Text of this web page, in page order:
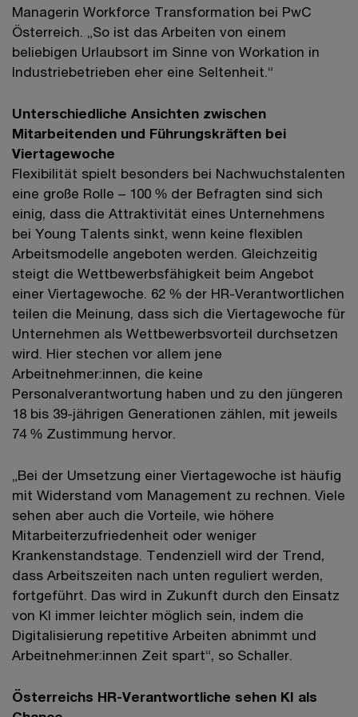
Managerin Workforce Transformation bei PwC
Österreich. „So ist das Arbeiten von einem
beliebigen Urlaubsort im Sinne von Workation in
Industriebetrieben eher eine Seltenheit.“
Unterschiedliche Ansichten zwischen
Mitarbeitenden und Führungskräften bei
Viertagewoche
Flexibilität spielt besonders bei Nachwuchstalenten
eine große Rolle – 100 % der Befragten sind sich
einig, dass die Attraktivität eines Unternehmens
bei Young Talents sinkt, wenn keine flexiblen
Arbeitsmodelle angeboten werden. Gleichzeitig
steigt die Wettbewerbsfähigkeit beim Angebot
einer Viertagewoche. 62 % der HR-Verantwortlichen
teilen die Meinung, dass sich die Viertagewoche für
Unternehmen als Wettbewerbsvorteil durchsetzen
wird. Hier stechen vor allem jene
Arbeitnehmer:innen, die keine
Personalverantwortung haben und zu den jüngeren
18 bis 39-jährigen Generationen zählen, mit jeweils
74 % Zustimmung hervor.
„Bei der Umsetzung einer Viertagewoche ist häufig
mit Widerstand vom Management zu rechnen. Viele
sehen aber auch die Vorteile, wie höhere
Mitarbeiterzufriedenheit oder weniger
Krankenstandstage. Tendenziell wird der Trend,
dass Arbeitszeiten nach unten reguliert werden,
fortgeführt. Das wird in Zukunft durch den Einsatz
von KI immer leichter möglich sein, indem die
Digitalisierung repetitive Arbeiten abnimmt und
Arbeitnehmer:innen Zeit spart“, so Schaller.
Österreichs HR-Verantwortliche sehen KI als